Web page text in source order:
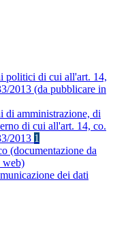
politici di cui all'art. 14,
2013 (da pubblicare in
di amministrazione, di
di cui all'art. 14, co.
2013 1
(documentazione da
web)
dei dati